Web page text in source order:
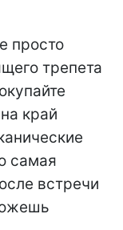
просто
трепета
край
самая
встречи